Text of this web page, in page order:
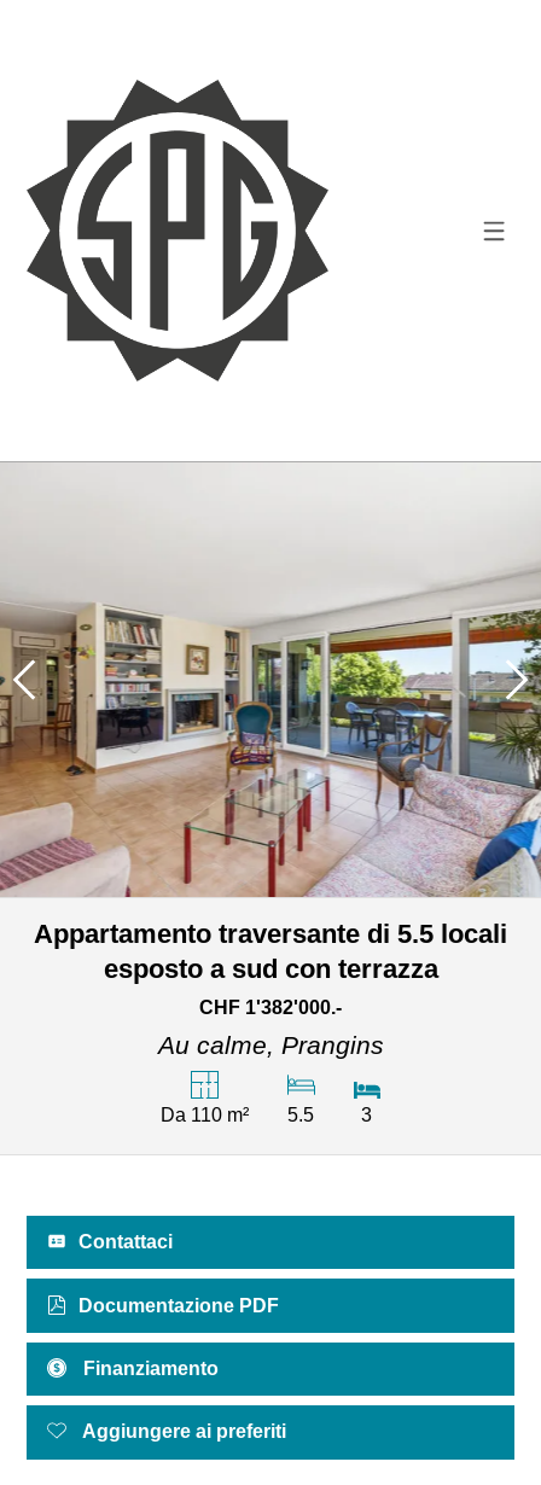
Appartamento traversante di 5.5 locali
esposto a sud con terrazza
CHF 1'382'000.-
Au calme, Prangins
Da 110 m² 5.5 3
Contattaci
Documentazione PDF
Finanziamento
Aggiungere ai preferiti